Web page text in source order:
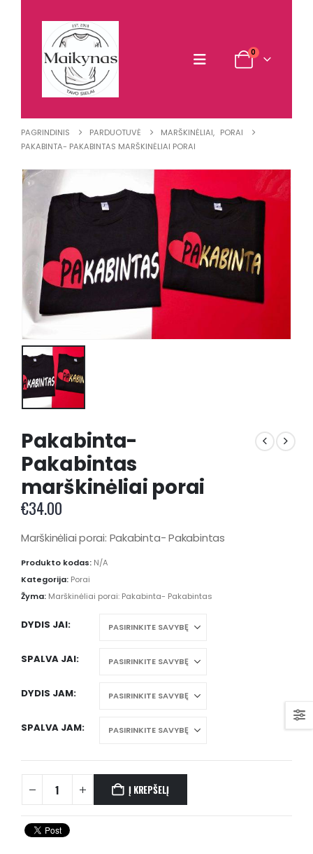
0
PAGRINDINIS PARDUOTUVĖ MARŠKINĖLIAI, PORAI
PAKABINTA- PAKABINTAS MARŠKINĖLIAI PORAI
Pakabinta-
Pakabintas
marškinėliai porai
€34.00
Marškinėliai porai: Pakabinta- Pakabintas
Produkto kodas: N/A
Kategorija: Porai
Žyma: Marškinėliai porai: Pakabinta- Pakabintas
DYDIS JAI
SPALVA JAI
DYDIS JAM
SPALVA JAM
Į KREPŠELĮ